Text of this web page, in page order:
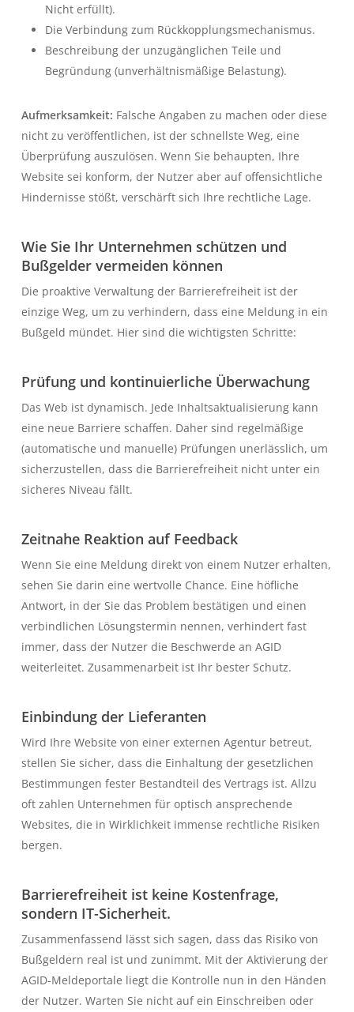
Nicht erfüllt).
Die Verbindung zum Rückkopplungsmechanismus.
Beschreibung der unzugänglichen Teile und
Begründung (unverhältnismäßige Belastung).
Aufmerksamkeit: Falsche Angaben zu machen oder diese
nicht zu veröffentlichen, ist der schnellste Weg, eine
Überprüfung auszulösen. Wenn Sie behaupten, Ihre
Website sei konform, der Nutzer aber auf offensichtliche
Hindernisse stößt, verschärft sich Ihre rechtliche Lage.
Wie Sie Ihr Unternehmen schützen und
Bußgelder vermeiden können
Die proaktive Verwaltung der Barrierefreiheit ist der
einzige Weg, um zu verhindern, dass eine Meldung in ein
Bußgeld mündet. Hier sind die wichtigsten Schritte:
Prüfung und kontinuierliche Überwachung
Das Web ist dynamisch. Jede Inhaltsaktualisierung kann
eine neue Barriere schaffen. Daher sind regelmäßige
(automatische und manuelle) Prüfungen unerlässlich, um
sicherzustellen, dass die Barrierefreiheit nicht unter ein
sicheres Niveau fällt.
Zeitnahe Reaktion auf Feedback
Wenn Sie eine Meldung direkt von einem Nutzer erhalten,
sehen Sie darin eine wertvolle Chance. Eine höfliche
Antwort, in der Sie das Problem bestätigen und einen
verbindlichen Lösungstermin nennen, verhindert fast
immer, dass der Nutzer die Beschwerde an AGID
weiterleitet. Zusammenarbeit ist Ihr bester Schutz.
Einbindung der Lieferanten
Wird Ihre Website von einer externen Agentur betreut,
stellen Sie sicher, dass die Einhaltung der gesetzlichen
Bestimmungen fester Bestandteil des Vertrags ist. Allzu
oft zahlen Unternehmen für optisch ansprechende
Websites, die in Wirklichkeit immense rechtliche Risiken
bergen.
Barrierefreiheit ist keine Kostenfrage,
sondern IT-Sicherheit.
Zusammenfassend lässt sich sagen, dass das Risiko von
Bußgeldern real ist und zunimmt. Mit der Aktivierung der
AGID-Meldeportale liegt die Kontrolle nun in den Händen
der Nutzer. Warten Sie nicht auf ein Einschreiben oder